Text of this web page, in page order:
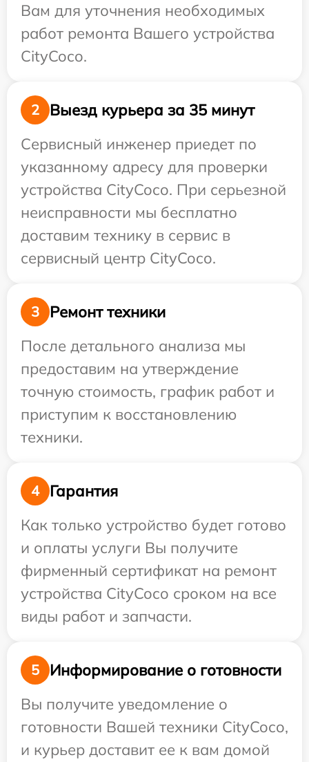
Вам для уточнения необходимых
работ ремонта Вашего устройства
CityCoco.
2
Выезд курьера за 35 минут
Сервисный инженер приедет по
указанному адресу для проверки
устройства CityCoco. При серьезной
неисправности мы бесплатно
доставим технику в сервис в
сервисный центр CityCoco.
3
Ремонт техники
После детального анализа мы
предоставим на утверждение
точную стоимость, график работ и
приступим к восстановлению
техники.
4
Гарантия
Как только устройство будет готово
и оплаты услуги Вы получите
фирменный сертификат на ремонт
устройства CityCoco сроком на все
виды работ и запчасти.
5
Информирование о готовности
Вы получите уведомление о
готовности Вашей техники CityCoco,
и курьер доставит ее к вам домой